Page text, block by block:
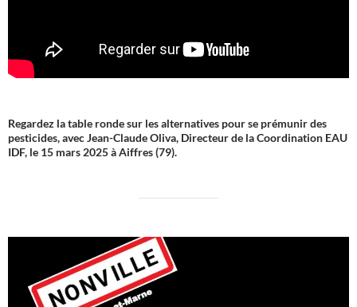
Regardez la table ronde sur les alternatives pour se prémunir des
pesticides, avec Jean-Claude Oliva, Directeur de la Coordination EAU
IDF, le 15 mars 2025 à Aiffres (79).